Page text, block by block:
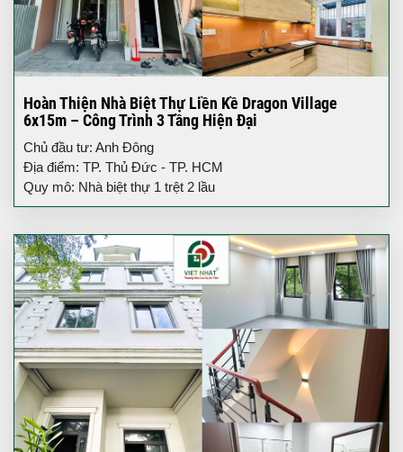
Hoàn Thiện Nhà Biệt Thự Liền Kề Dragon Village
6x15m – Công Trình 3 Tầng Hiện Đại
Chủ đầu tư: Anh Đông
Địa điểm: TP. Thủ Đức - TP. HCM
Quy mô: Nhà biệt thự 1 trệt 2 lầu